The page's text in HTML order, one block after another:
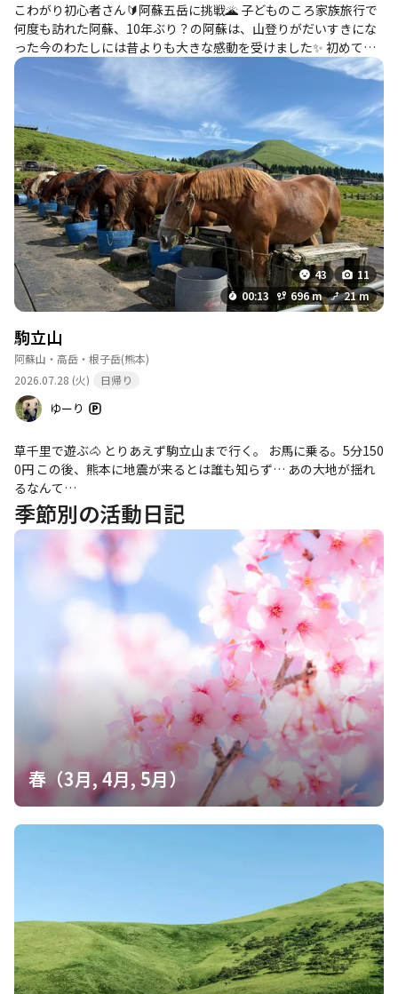
こわがり初心者さん🔰阿蘇五岳に挑戦🌋 子どものころ家族旅行で
何度も訪れた阿蘇、10年ぶり？の阿蘇は、山登りがだいすきにな
った今のわたしには昔よりも大きな感動を受けました✨ 初めての
ヤブ...🤢in烏帽子岳 虫がだいきらいで、何かが出てくるかもと思う
と心臓バクバク、もういやー！と大声で騒ぎながら走って突破🏃‍♂️
🌿笑笑 景色みる余裕もなくなっていき、早く帰りたい一心で途中
から無言で走り抜けてました😑😑 またひとつ成長できた気がしま
す🌱 杵島岳は本当に美しかった... ヤブ&虫で疲れ果てた心に、き
もちのいい稜線歩きが最高のご褒美でした💚 3か月前から計画し
ていた黒川温泉・阿蘇旅行。出発前日に熊本地震が発生し、訪れ
るか何度も迷いましたが、宿泊先に現地の状況を確認したうえで
予定どおり向かいました。阿蘇の雄大な景色を前に、自然の壮大
さと、何気ない日常のありがたさを改めて感じる山行となりまし
た。
43
11
00:13
696 m 21 m
駒立山
阿蘇山・高岳・根子岳(熊本)
2026.07.28 (火)
日帰り
ゆーり
草千里で遊ぶ🐴 とりあえず駒立山まで行く。 お馬に乗る。5分150
0円 この後、熊本に地震が来るとは誰も知らず… あの大地が揺れ
るなんて…
季節別の活動日記
春（3月, 4月, 5月）